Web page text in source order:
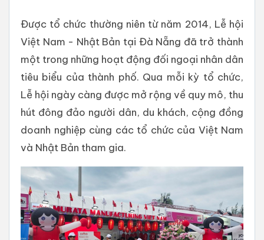
Được tổ chức thường niên từ năm 2014, Lễ hội
Việt Nam - Nhật Bản tại Đà Nẵng đã trở thành
một trong những hoạt động đối ngoại nhân dân
tiêu biểu của thành phố. Qua mỗi kỳ tổ chức,
Lễ hội ngày càng được mở rộng về quy mô, thu
hút đông đảo người dân, du khách, cộng đồng
doanh nghiệp cùng các tổ chức của Việt Nam
và Nhật Bản tham gia.